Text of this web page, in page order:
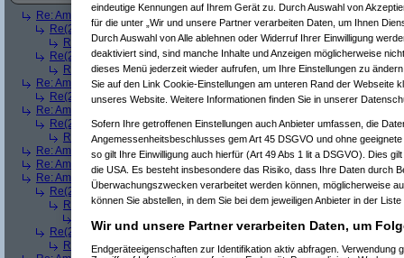
Re: Amazon lügt bei Abstellgenehmigungen
am 12.10.2023,
Re(2): Amazon lügt bei Abstellgenehmigungen
(Paulas_Papaam
Re(3): Amazon lügt bei Abstellgenehmigungen
(ein Kritikeram
Re(2): Amazon lügt bei Abstellgenehmigungen(Gewürzwieselam
Re(3): Amazon lügt bei Abstellgenehmigungen(ein Kritikeram
Re: Amazon lügt bei Abstellgenehmigungen(Sonic The Hedgehogam
Re(2): Amazon lügt bei Abstellgenehmigungen(namor1am
Re: Amazon lügt bei Abstellgenehmigungen
Re(2): Amazon lügt bei Abstellgenehmigungen
(Gewürzwiesel am
Re(3): Amazon lügt bei Abstellgenehmigungen(Sonic The Hedgehog
Re: Amazon lügt bei Abstellgenehmigungen
(shitter2 am 12.10.2023,
Re: Amazon lügt bei Abstellgenehmigungen
Desolationrob
am
Re: Amazon lügt bei Abstellgenehmigungen
AVS_reloaded
Re(2): Amazon lügt bei Abstellgenehmigungen
(hhetl am 12.10.2023,
Re(3): Amazon lügt bei Abstellgenehmigungen(AVS_reloadedam
Re(4): Amazon lügt bei Abstellgenehmigungen
(hhetl
am
Re(2): Amazon lügt bei Abstellgenehmigungen(ChrisSam 12.10.2023,
Re(3): Amazon lügt bei Abstellgenehmigungen(AVS_reloadedam
eindeutige Kennungen auf Ihrem Gerät zu. Durch Auswahl von
für die unter „Wir und unsere Partner verarbeiten Daten, um Ihnen
Durch Auswahl von Alle ablehnen oder Widerruf Ihrer Einwilligung
deaktiviert sind, sind manche Inhalte und Anzeigen möglicherweise
dieses Menü jederzeit wieder aufrufen, um Ihre Einstellungen zu
Sie auf den Link Cookie-Einstellungen am unteren Rand der Webseite
unseres Website. Weitere Informationen finden Sie in unserer
Sofern Ihre getroffenen Einstellungen auch Anbieter umfassen, die
Angemessenheitsbeschlusses gem Art 45 DSGVO und ohne
so gilt Ihre Einwilligung auch hierfür (Art 49 Abs 1 lit a DSGVO). Dies
die USA. Es besteht insbesondere das Risiko, dass Ihre Daten durch
Überwachungszwecken verarbeitet werden können, möglicherweise
können Sie abstellen, in dem Sie bei dem jeweiligen Anbieter in der
Wir und unsere Partner verarbeiten Daten, um
Endgeräteeigenschaften zur Identifikation aktiv abfragen. Verwendung